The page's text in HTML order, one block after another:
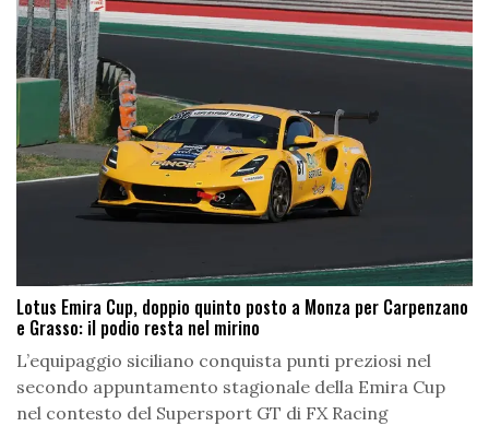
Lotus Emira Cup, doppio quinto posto a Monza per Carpenzano
e Grasso: il podio resta nel mirino
L’equipaggio siciliano conquista punti preziosi nel
secondo appuntamento stagionale della Emira Cup
nel contesto del Supersport GT di FX Racing